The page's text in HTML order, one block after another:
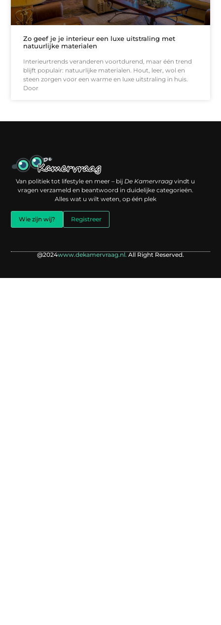
Zo geef je je interieur een luxe uitstraling met
natuurlijke materialen
Interieurtrends veranderen voortdurend, maar één trend
blijft populair: natuurlijke materialen. Hout, leer, wol en
steen zorgen voor een warme en luxe uitstraling in huis.
Door
Van politiek tot lifestyle en meer – bijDe Kamervraag vindt u
vragen verzameld en beantwoord in duidelijke categorieën.
Alles wat u wilt weten, op één plek
Wie zijn wij? Registreer
@2024www.dekamervraag.nl. All Right Reserved.